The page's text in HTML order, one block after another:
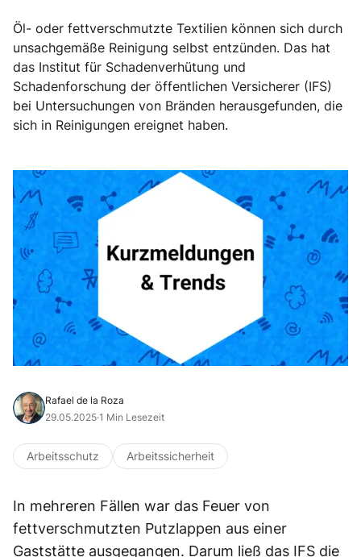
Öl- oder fettverschmutzte Textilien können sich durch
unsachgemäße Reinigung selbst entzünden. Das hat
das Institut für Schadenverhütung und
Schadenforschung der öffentlichen Versicherer (IFS)
bei Untersuchungen von Bränden herausgefunden, die
sich in Reinigungen ereignet haben.
Rafael de la Roza
29.05.2025·1 Min Lesezeit
Arbeitsschutz Arbeitssicherheit
In mehreren Fällen war das Feuer von
fettverschmutzten Putzlappen aus einer
Gaststätte ausgegangen. Darum ließ das IFS die